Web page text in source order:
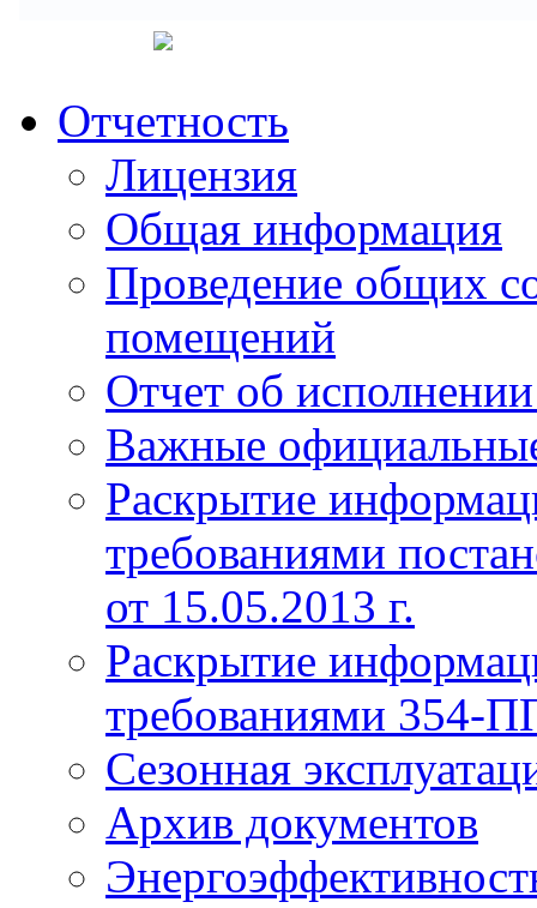
Отчетность
Лицензия
Общая информация
Проведение общих
помещений
Отчет об
Важные
Раскрытие
требованиями
от 15.05.2013 г.
Раскрытие
требованиями 354-
Сезонная
Архив документов